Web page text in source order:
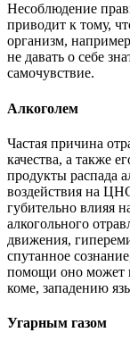
Несоблюдение
приводит к тому,
организм,
не давать о себе
самочувствие.
Алкоголем
Частая причина
качества, а также
продукты распада
воздействия на
губительно влияя
алкогольного
движения,
спутанное
помощи оно может
коме, западению
Угарным газом